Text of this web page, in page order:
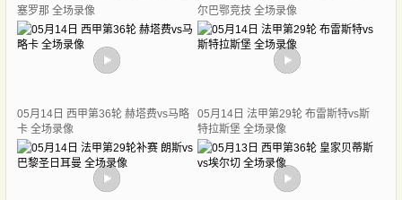
塞罗那 全场录像
尔巴鄂竞技 全场录像
05月14日 西甲第36轮 赫塔费vs马略
卡 全场录像
05月14日 法甲第29轮 布雷斯特vs斯
特拉斯堡 全场录像